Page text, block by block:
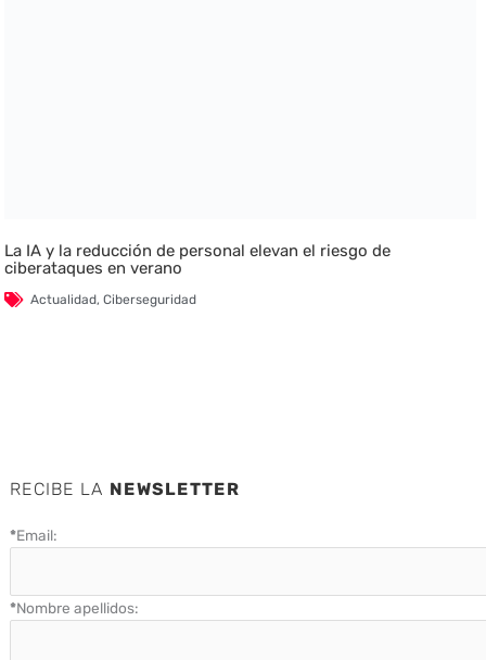
La IA y la reducción de personal elevan el riesgo de
ciberataques en verano
Actualidad,Ciberseguridad
RECIBE LA NEWSLETTER
*Email:
*Nombre apellidos: